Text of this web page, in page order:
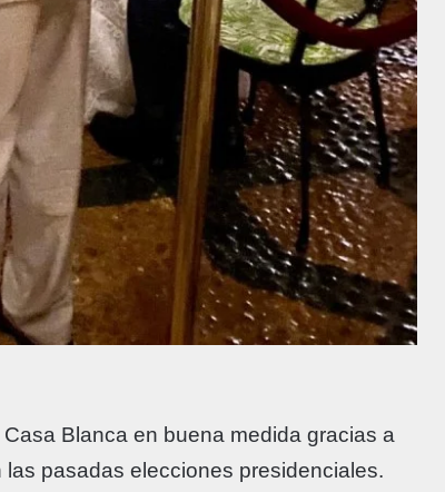
Blanca en buena medida gracias a
pasadas elecciones presidenciales.